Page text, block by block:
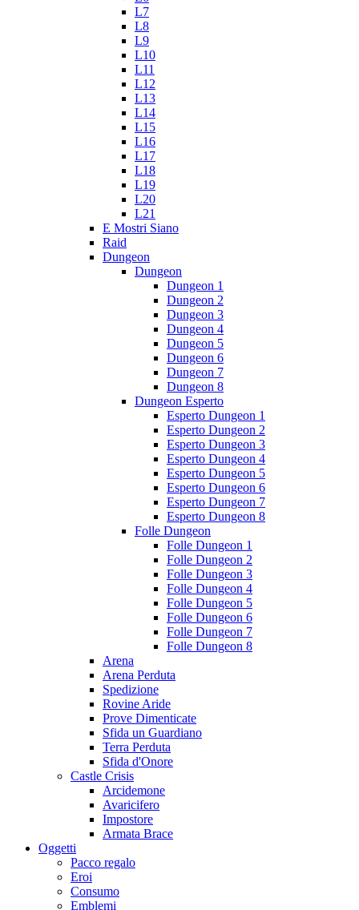
L7
L8
L9
L10
L11
L12
L13
L14
L15
L16
L17
L18
L19
L20
L21
E Mostri Siano
Raid
Dungeon
Dungeon
Dungeon 1
Dungeon 2
Dungeon 3
Dungeon 4
Dungeon 5
Dungeon 6
Dungeon 7
Dungeon 8
Dungeon Esperto
Esperto Dungeon 1
Esperto Dungeon 2
Esperto Dungeon 3
Esperto Dungeon 4
Esperto Dungeon 5
Esperto Dungeon 6
Esperto Dungeon 7
Esperto Dungeon 8
Folle Dungeon
Folle Dungeon 1
Folle Dungeon 2
Folle Dungeon 3
Folle Dungeon 4
Folle Dungeon 5
Folle Dungeon 6
Folle Dungeon 7
Folle Dungeon 8
Arena
Arena Perduta
Spedizione
Rovine Aride
Prove Dimenticate
Sfida un Guardiano
Terra Perduta
Sfida d'Onore
Castle Crisis
Arcidemone
Avaricifero
Impostore
Armata Brace
Oggetti
Pacco regalo
Eroi
Consumo
Emblemi